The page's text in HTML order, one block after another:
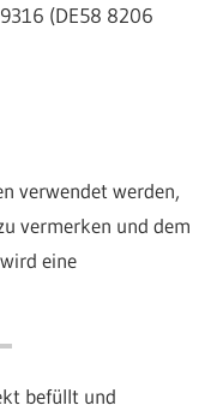
(DE58 8206
verwendet werden,
vermerken und dem
eine
befüllt und